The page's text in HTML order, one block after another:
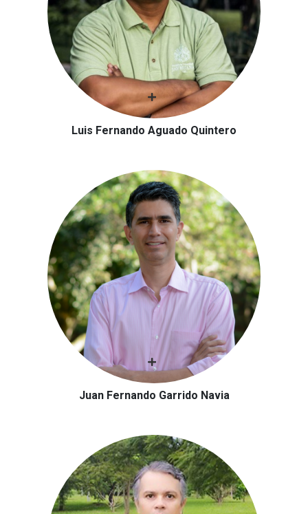
Luis Fernando Aguado Quintero
Juan Fernando Garrido Navia